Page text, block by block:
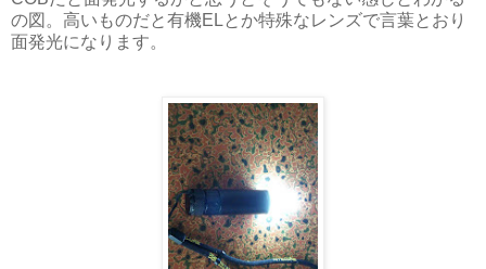
の図。高いものだと有機ELとか特殊なレンズで言葉とおり
面発光になります。